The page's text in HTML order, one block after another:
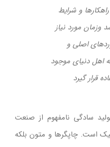
و شرایط
مورد نیاز
اصلی و
اهل دنیای موجود
قرار گیرد
سادگی نامفهوم از صنعت
است. چاپگرها و متون بلکه